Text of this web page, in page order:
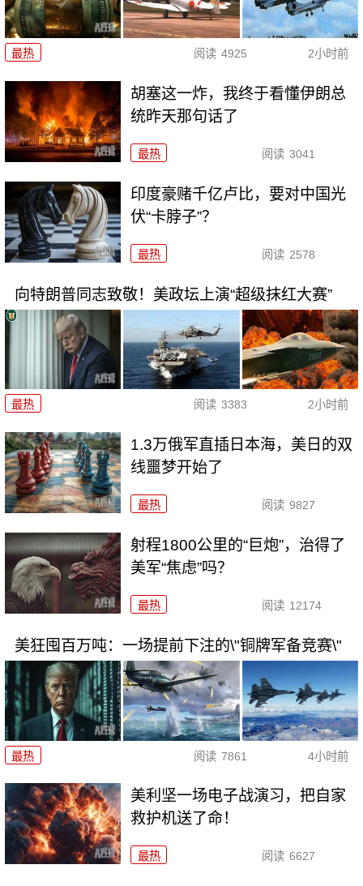
最热 阅读 4925 2小时前
胡塞这一炸，我终于看懂伊朗总
统昨天那句话了
最热 阅读 3041
印度豪赌千亿卢比，要对中国光
伏“卡脖子”？
最热 阅读 2578
向特朗普同志致敬！美政坛上演“超级抹红大赛”
最热 阅读 3383 2小时前
1.3万俄军直插日本海，美日的双
线噩梦开始了
最热 阅读 9827
射程1800公里的“巨炮”，治得了
美军“焦虑”吗？
最热 阅读 12174
美狂囤百万吨：一场提前下注的\"铜牌军备竞赛\"
最热 阅读 7861 4小时前
美利坚一场电子战演习，把自家
救护机送了命！
最热 阅读 6627